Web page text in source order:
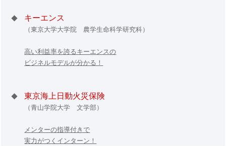
◆ キーエンス
（東京大学大学院 農学生命科学研究科）
高い利益率を誇るキーエンスの
ビジネルモデルが分かる！
◆東京海上日動火災保険
（青山学院大学 文学部）
メンターの指導付きで
実力がつくインターン！